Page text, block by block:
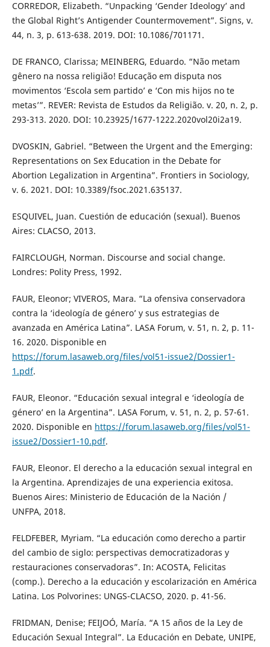
CORREDOR, Elizabeth. “Unpacking ‘Gender Ideology’ and
the Global Right’s Antigender Countermovement”. Signs, v.
44, n. 3, p. 613-638. 2019. DOI: 10.1086/701171.
DE FRANCO, Clarissa; MEINBERG, Eduardo. “Não metam
gênero na nossa religião! Educação em disputa nos
movimentos ‘Escola sem partido’ e ‘Con mis hijos no te
metas’”. REVER: Revista de Estudos da Religião. v. 20, n. 2, p.
293-313. 2020. DOI: 10.23925/1677-1222.2020vol20i2a19.
DVOSKIN, Gabriel. “Between the Urgent and the Emerging:
Representations on Sex Education in the Debate for
Abortion Legalization in Argentina”. Frontiers in Sociology,
v. 6. 2021. DOI: 10.3389/fsoc.2021.635137.
ESQUIVEL, Juan. Cuestión de educación (sexual). Buenos
Aires: CLACSO, 2013.
FAIRCLOUGH, Norman. Discourse and social change.
Londres: Polity Press, 1992.
FAUR, Eleonor; VIVEROS, Mara. “La ofensiva conservadora
contra la ‘ideología de género’ y sus estrategias de
avanzada en América Latina”. LASA Forum, v. 51, n. 2, p. 11-
16. 2020. Disponible en
https://forum.lasaweb.org/files/vol51-issue2/Dossier1-
1.pdf.
FAUR, Eleonor. “Educación sexual integral e ‘ideología de
género’ en la Argentina”. LASA Forum, v. 51, n. 2, p. 57-61.
2020. Disponible en https://forum.lasaweb.org/files/vol51-
issue2/Dossier1-10.pdf.
FAUR, Eleonor. El derecho a la educación sexual integral en
la Argentina. Aprendizajes de una experiencia exitosa.
Buenos Aires: Ministerio de Educación de la Nación /
UNFPA, 2018.
FELDFEBER, Myriam. “La educación como derecho a partir
del cambio de siglo: perspectivas democratizadoras y
restauraciones conservadoras”. In: ACOSTA, Felicitas
(comp.). Derecho a la educación y escolarización en América
Latina. Los Polvorines: UNGS-CLACSO, 2020. p. 41-56.
FRIDMAN, Denise; FEIJOÓ, María. “A 15 años de la Ley de
Educación Sexual Integral”. La Educación en Debate, UNIPE,